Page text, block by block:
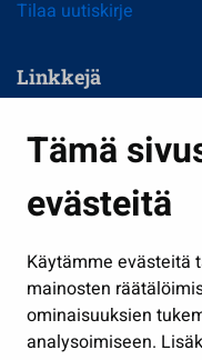
Tämä
evästeitä
Käytämme evästeitä
mainosten
ominaisuuksien
analysoimiseen.
Tilaa uutiskirje
Linkkejä
Kasvatus ja opetus
Kulttuuri ja liikunta
Työ ja yrittäminen
Osallistu ja asioi
Näytä omat